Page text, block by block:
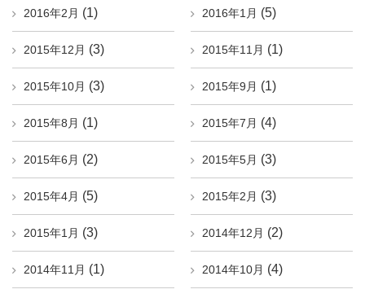
2016年2月 (1) 2016年1月 (5)
2015年12月 (3) 2015年11月 (1)
2015年10月 (3) 2015年9月 (1)
2015年8月 (1) 2015年7月 (4)
2015年6月 (2) 2015年5月 (3)
2015年4月 (5) 2015年2月 (3)
2015年1月 (3) 2014年12月 (2)
2014年11月 (1) 2014年10月 (4)